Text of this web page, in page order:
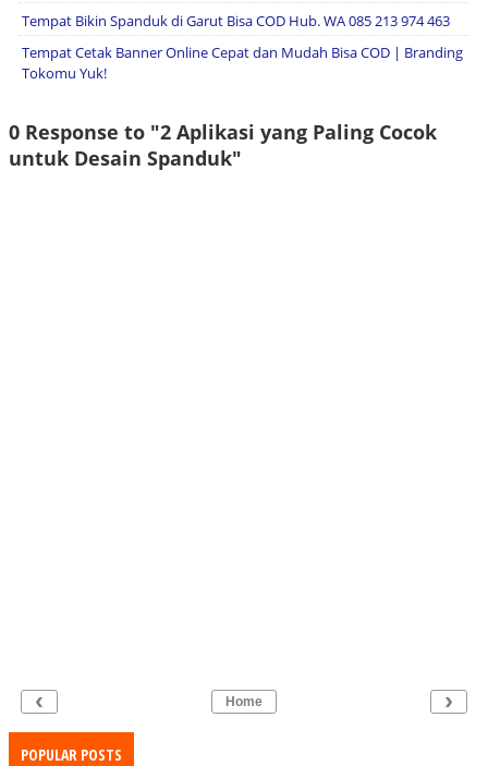
Tempat Bikin Spanduk di Garut Bisa COD Hub. WA 085 213 974 463
Tempat Cetak Banner Online Cepat dan Mudah Bisa COD | Branding
Tokomu Yuk!
0 Response to "2 Aplikasi yang Paling Cocok
untuk Desain Spanduk"
‹ ›
Home
POPULAR POSTS